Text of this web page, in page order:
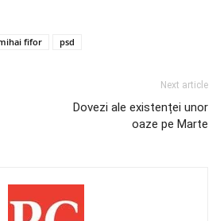
fifor psd
Next article
Dovezi ale existenței unor
oaze pe Marte